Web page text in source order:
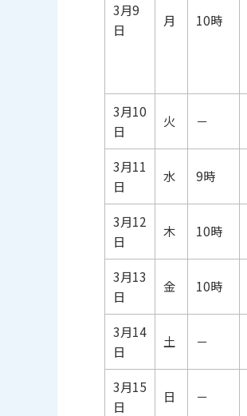
3月9
日
月 10時
3月10
日
火 －
3月11
日
水 9時
3月12
日
木 10時
3月13
日
金 10時
3月14
日
土 －
3月15
日
日 －